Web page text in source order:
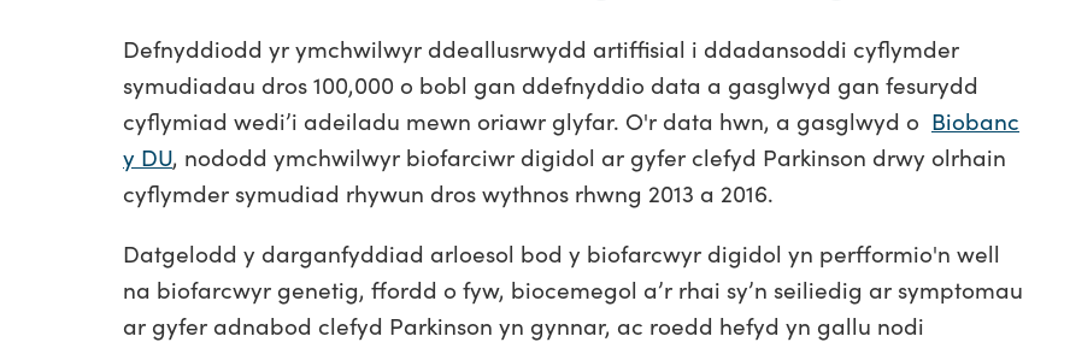
Defnyddiodd yr ymchwilwyr ddeallusrwydd artiffisial i ddadansoddi cyflymder
symudiadau dros 100,000 o bobl gan ddefnyddio data a gasglwyd gan fesurydd
cyflymiad wedi’i adeiladu mewn oriawr glyfar. O'r data hwn, a gasglwyd o Biobanc
y DU, nododd ymchwilwyr biofarciwr digidol ar gyfer clefyd Parkinson drwy olrhain
cyflymder symudiad rhywun dros wythnos rhwng 2013 a 2016.
Datgelodd y darganfyddiad arloesol bod y biofarcwyr digidol yn perfformio'n well
na biofarcwyr genetig, ffordd o fyw, biocemegol a’r rhai sy’n seiliedig ar symptomau
ar gyfer adnabod clefyd Parkinson yn gynnar, ac roedd hefyd yn gallu nodi